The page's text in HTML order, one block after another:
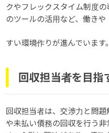
クやフレックスタイム制度
のツールの活用など、働きや
すい環境作りが進んでいます。
回収担当者を目指
回収担当者は、交渉力と問
や未払い債務の回収を行う